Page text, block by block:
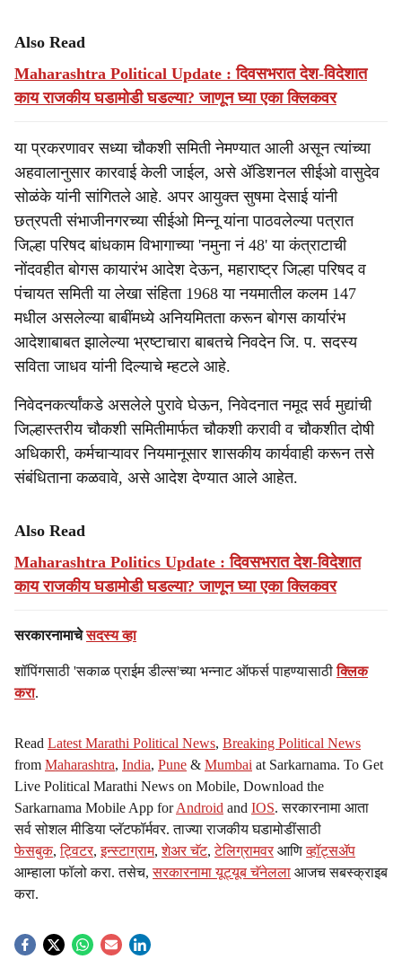
Also Read
Maharashtra Political Update : दिवसभरात देश-विदेशात
काय राजकीय घडामोडी घडल्या? जाणून घ्या एका क्लिकवर
या प्रकरणावर सध्या चौकशी समिती नेमण्यात आली असून त्यांच्या
अहवालानुसार कारवाई केली जाईल, असे ॲडिशनल सीईओ वासुदेव
सोळंके यांनी सांगितले आहे. अपर आयुक्त सुषमा देसाई यांनी
छत्रपती संभाजीनगरच्या सीईओ मिन्नू यांना पाठवलेल्या पत्रात
जिल्हा परिषद बांधकाम विभागाच्या 'नमुना नं 48' या कंत्राटाची
नोंदवहीत बोगस कायारंभ आदेश देऊन, महाराष्ट्र जिल्हा परिषद व
पंचायत समिती या लेखा संहिता 1968 या नयमातील कलम 147
मधील असलेल्या बाबींमध्ये अनियमितता करून बोगस कार्यारंभ
आदेशाबाबत झालेल्या भ्रष्टाचारा बाबतचे निवदेन जि. प. सदस्य
सविता जाधव यांनी दिल्याचे म्हटले आहे.
निवेदनकर्त्यांकडे असलेले पुरावे घेऊन, निवेदनात नमूद सर्व मुद्यांची
जिल्हास्तरीय चौकशी समितीमार्फत चौकशी करावी व चौकशीत दोषी
अधिकारी, कर्मचाऱ्यावर नियमानूसार शासकीय कार्यवाही करून तसे
संबंधिताना कळवावे, असे आदेश देण्यात आले आहेत.
Also Read
Maharashtra Politics Update : दिवसभरात देश-विदेशात
काय राजकीय घडामोडी घडल्या? जाणून घ्या एका क्लिकवर
सरकारनामाचेसदस्य व्हा
शॉपिंगसाठी 'सकाळ प्राईम डील्स'च्या भन्नाट ऑफर्स पाहण्यासाठीक्लिक
करा.
Read Latest Marathi Political News, Breaking Political News
from Maharashtra, India, Pune & Mumbai at Sarkarnama. To Get
Live Political Marathi News on Mobile, Download the
Sarkarnama Mobile App forAndroid and IOS. सरकारनामा आता
सर्व सोशल मीडिया प्लॅटफॉर्मवर. ताज्या राजकीय घडामोडींसाठी
फेसबुक,ट्विटर,इन्स्टाग्राम,शेअर चॅट,टेलिग्रामवर आणिव्हॉट्सॲप
आम्हाला फॉलो करा. तसेच,सरकारनामा यूट्यूब चॅनेलला आजच सबस्क्राइब
करा.